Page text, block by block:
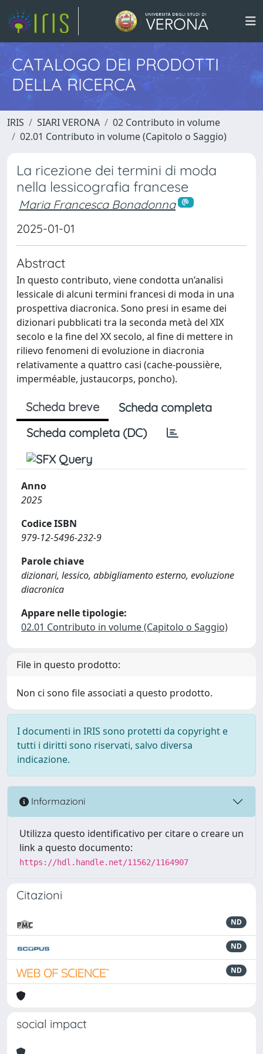
CATALOGO DEI PRODOTTI
DELLA RICERCA
IRIS SIARI VERONA
02 Contributo in volume
02.01 Contributo in volume (Capitolo o Saggio)
La ricezione dei termini di moda
nella lessicografia francese
Maria Francesca Bonadonna
2025-01-01
Abstract
In questo contributo, viene condotta un’analisi
lessicale di alcuni termini francesi di moda in una
prospettiva diacronica. Sono presi in esame dei
dizionari pubblicati tra la seconda metà del XIX
secolo e la fine del XX secolo, al fine di mettere in
rilievo fenomeni di evoluzione in diacronia
relativamente a quattro casi (cache-poussière,
imperméable, justaucorps, poncho).
Scheda breve
Scheda completa
Scheda completa (DC)
Anno
2025
Codice ISBN
979-12-5496-232-9
Parole chiave
dizionari, lessico, abbigliamento esterno, evoluzione
diacronica
Appare nelle tipologie:
02.01 Contributo in volume (Capitolo o Saggio)
File in questo prodotto:
Non ci sono file associati a questo prodotto.
I documenti in IRIS sono protetti da copyright e
tutti i diritti sono riservati, salvo diversa
indicazione.
Informazioni
Utilizza questo identificativo per citare o creare un
link a questo documento:
https://hdl.handle.net/11562/1164907
Citazioni
ND
ND
ND
social impact